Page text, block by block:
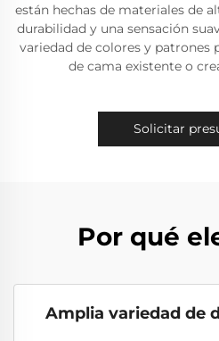
están hechas de materiales de
durabilidad y una sensación
variedad de colores y patrones
de cama existente o
Solicitar
Por qué
Amplia variedad de